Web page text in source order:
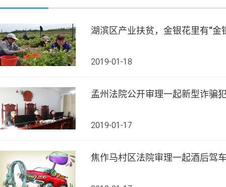
湖滨区产业扶贫，金银花里有“金
2019-01-18
孟州法院公开审理一起新型诈骗
2019-01-17
焦作马村区法院审理一起酒后驾